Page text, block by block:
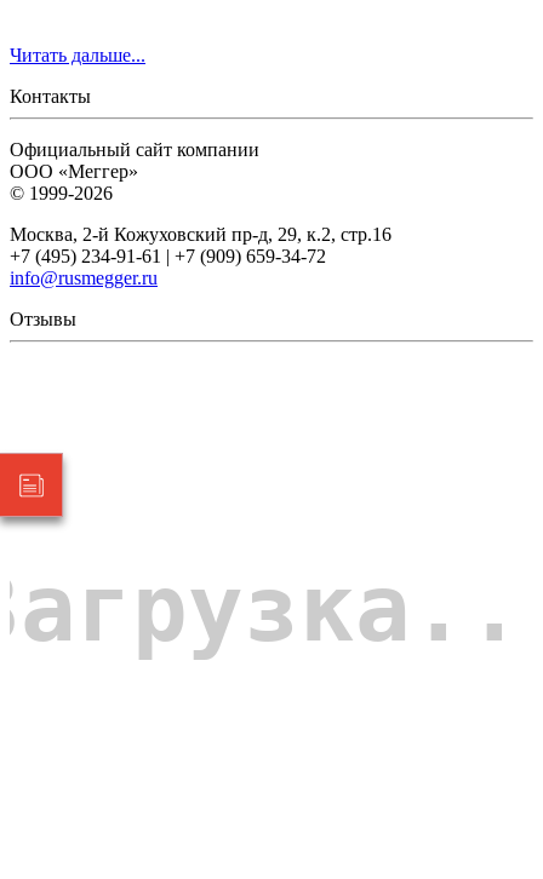
Читать дальше...
Контакты
Официальный сайт компании
ООО «Меггер»
© 1999-2026
Москва, 2-й Кожуховский пр-д, 29, к.2, стр.16
+7 (495) 234-91-61 | +7 (909) 659-34-72
info@rusmegger.ru
Отзывы